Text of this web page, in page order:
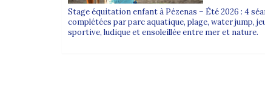
Stage équitation enfant à Pézenas – Été 2026 : 4
complétées par parc aquatique, plage, water jump,
sportive, ludique et ensoleillée entre mer et nature.